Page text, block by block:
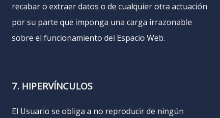
recabar o extraer datos o de cualquier otra actuación
por su parte que imponga una carga irrazonable
sobre el funcionamiento del Espacio Web.
7. HIPERVÍNCULOS
El Usuario se obliga a no reproducir de ningún